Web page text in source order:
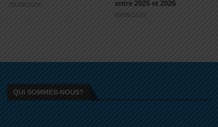
05/08/2026
entre 2025 et 2026
05/08/2026
QUI SOMMES-NOUS?